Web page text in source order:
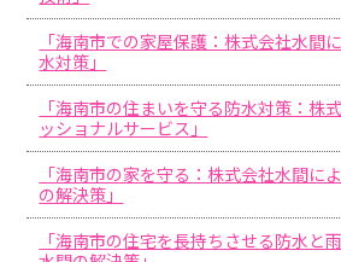
「海南市での家屋保護：株式会社水間
水対策」
「海南市の住まいを守る防水対策：株
ッショナルサービス」
「海南市の家を守る：株式会社水間に
の解決策」
「海南市の住宅を長持ちさせる防水と